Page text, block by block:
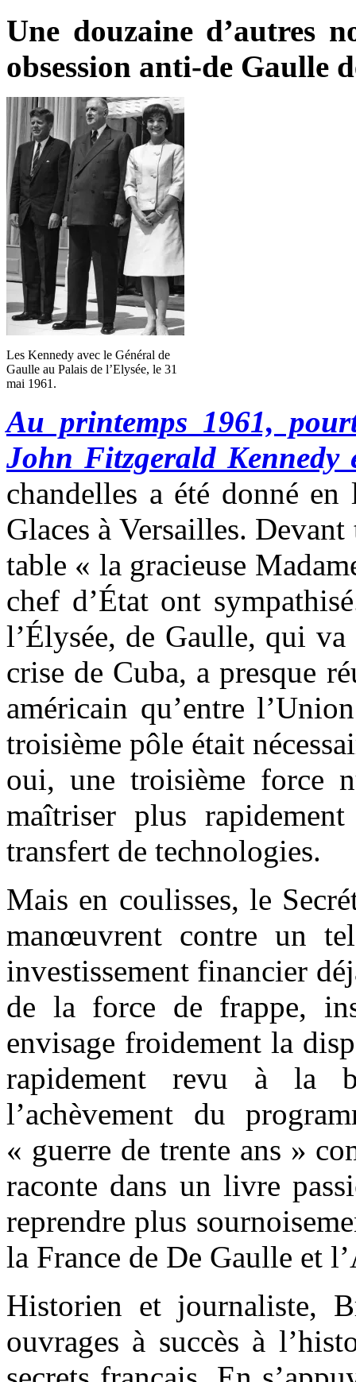
Une douzaine d’autres
obsession anti-de Gaulle
Les Kennedy avec le Général de
Gaulle au Palais de l’Elysée, le 31
mai 1961.
Au printemps 1961,
John Fitzgerald Kennedy
chandelles a été donné
Glaces à Versailles.
table « la gracieuse
chef d’État ont
l’Élysée, de Gaulle, qui
crise de Cuba, a presque
américain qu’entre
troisième pôle était
oui, une troisième force
maîtriser plus
transfert de technologies.
Mais en coulisses, le
manœuvrent contre un
investissement financier
de la force de frappe,
envisage froidement la
rapidement revu à la
l’achèvement du
« guerre de trente ans »
raconte dans un livre
reprendre plus
la France de De Gaulle et
Historien et journaliste,
ouvrages à succès à